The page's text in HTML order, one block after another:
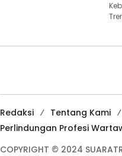
Redaksi Tentang Kami
Perlindungan Profesi
COPYRIGHT © 2024